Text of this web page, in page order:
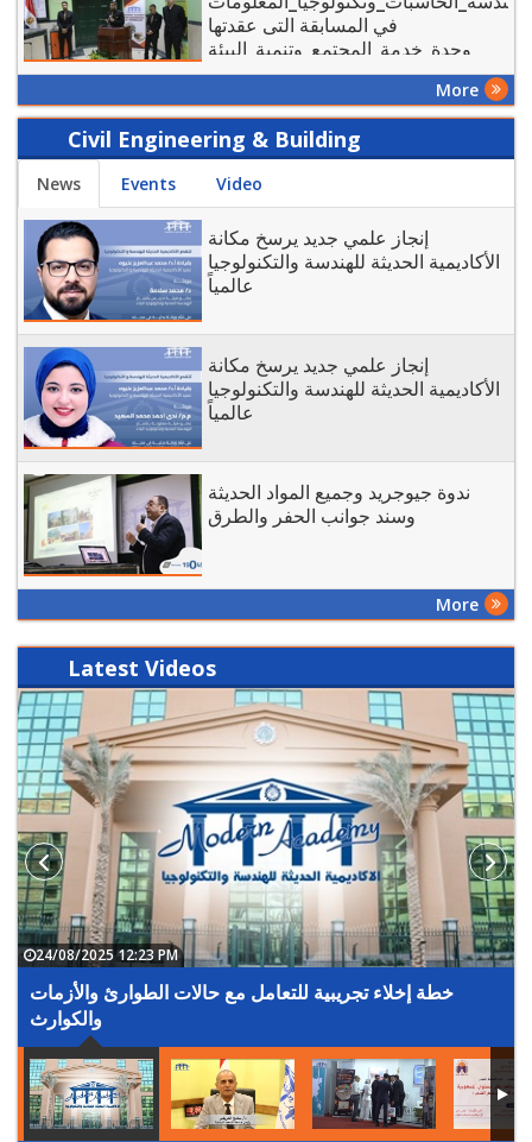
في المسابقة التى عقدتها
وحدة_خدمة_المجتمع_وتنمية_البيئة
للعام ٢٠٢٣-٢٠٢٤
More
Civil Engineering & Building
Technology - Today
News Events Video
إنجاز علمي جديد يرسخ مكانة
الأكاديمية الحديثة للهندسة والتكنولوجيا
عالمياً
إنجاز علمي جديد يرسخ مكانة
الأكاديمية الحديثة للهندسة والتكنولوجيا
عالمياً
ندوة جيوجريد وجميع المواد الحديثة
وسند جوانب الحفر والطرق
More
Latest Videos
خطة إخلاء تجريبية للتعامل مع حالات الطوارئ والأزمات
والكوارث
24/08/2025 12:23 PM